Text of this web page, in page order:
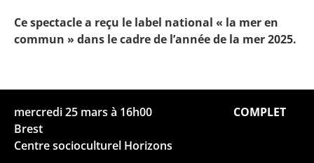
Ce spectacle a reçu le label national « la mer en
commun » dans le cadre de l’année de la mer 2025.
mercredi 25 mars à 16h00
COMPLET
Brest
Centre socioculturel Horizons